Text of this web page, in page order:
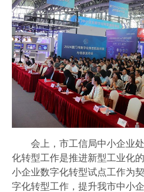
会上，市工信局中小企业处
化转型工作是推进新型工业化
小企业数字化转型试点工作为
字化转型工作，提升我市中小